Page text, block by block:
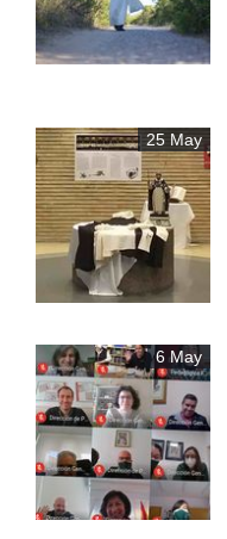
25 May
6 May